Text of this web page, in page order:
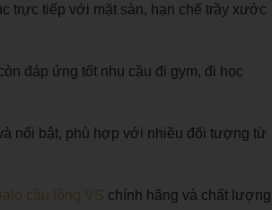
trực tiếp với mặt sàn, hạn chế trầy xước
đáp ứng tốt nhu cầu đi gym, đi học
nổi bật, phù hợp với nhiều đối tượng từ
cầu lông VS chính hãng và chất lượng